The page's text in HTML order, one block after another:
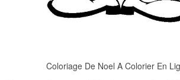
Coloriage De Noel A Colorier En